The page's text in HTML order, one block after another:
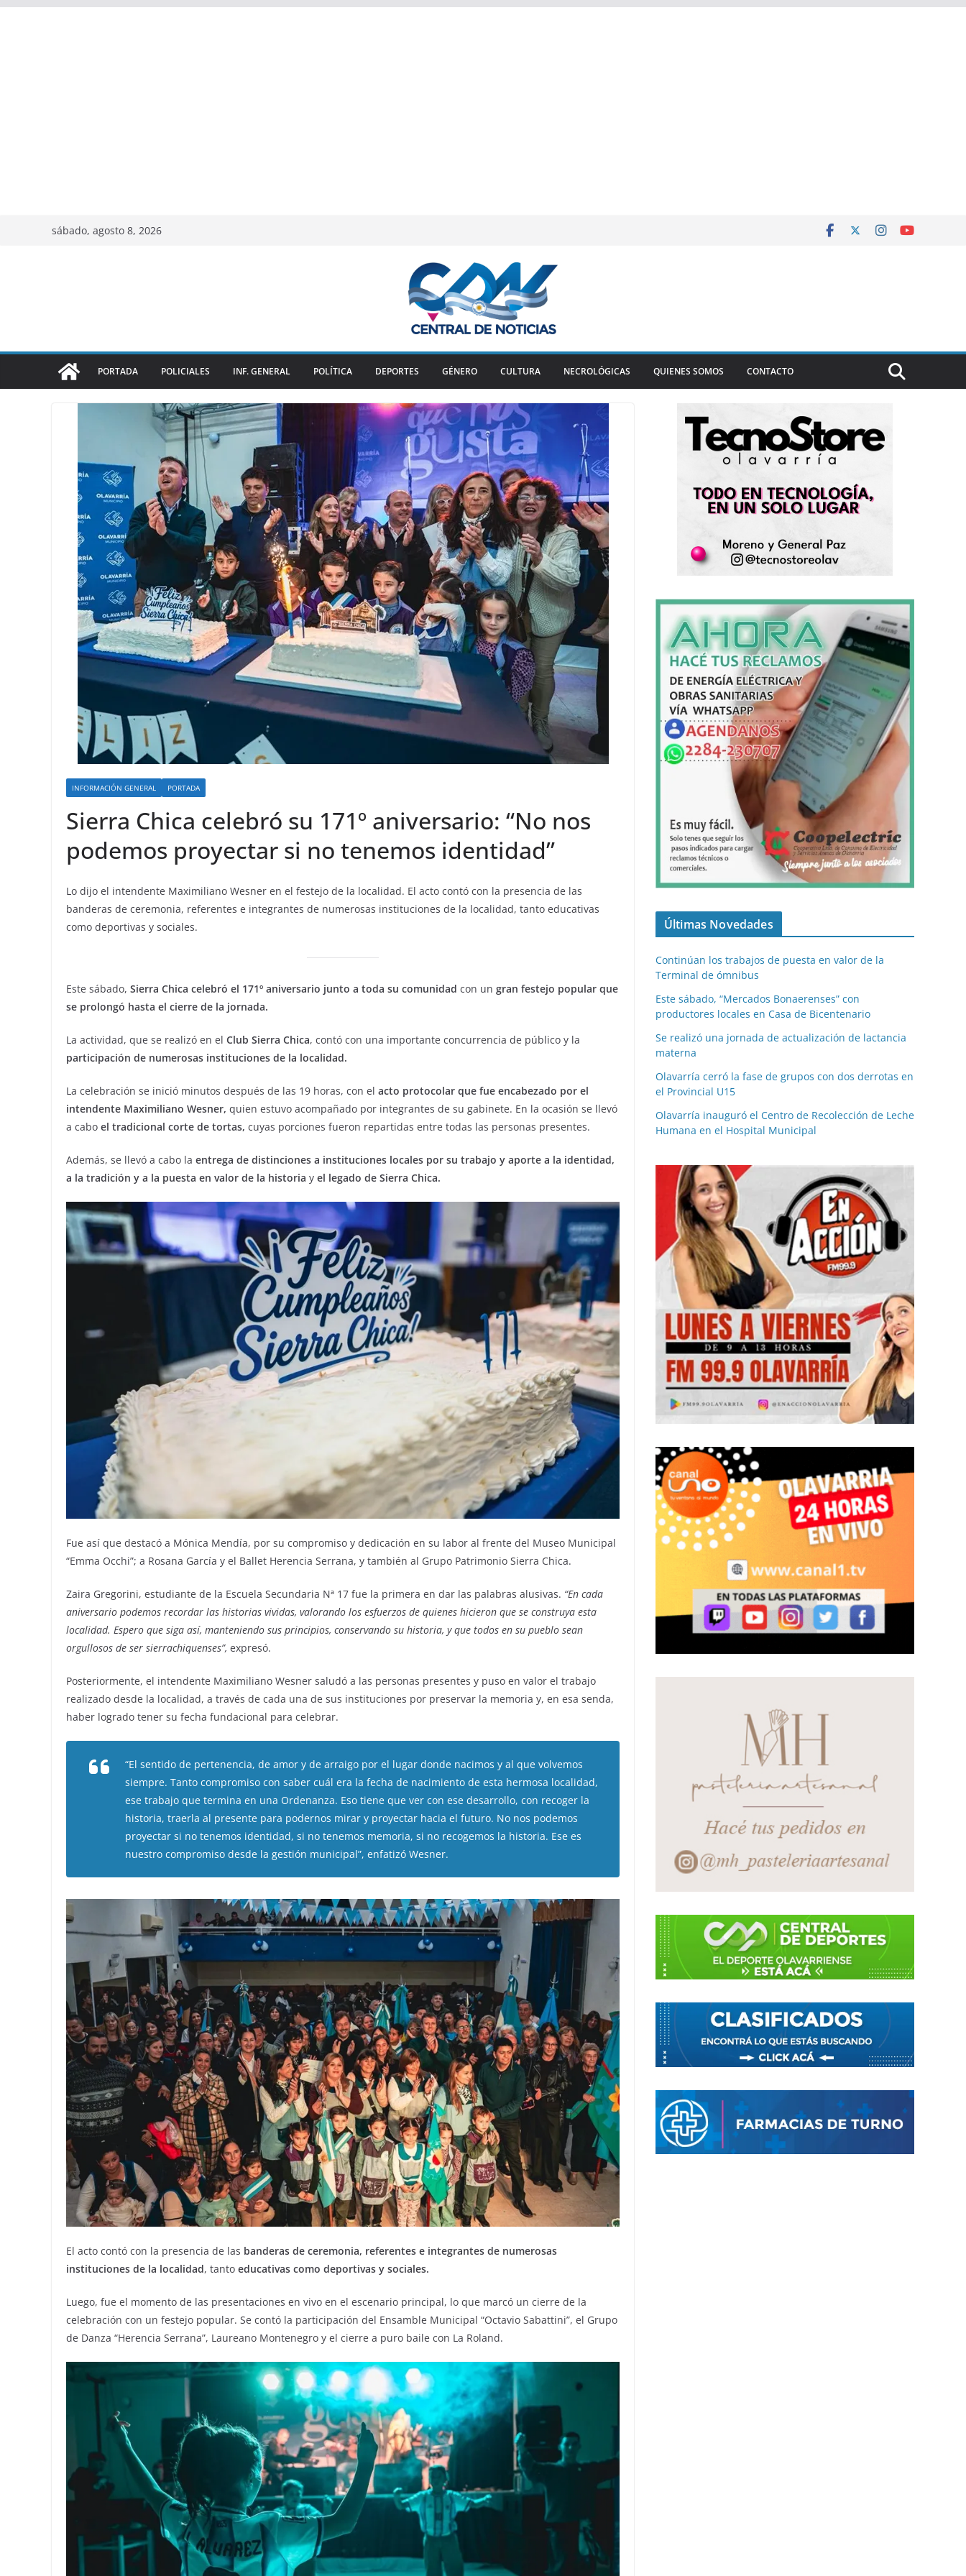
sábado, agosto 8, 2026
PORTADA POLICIALES INF. GENERAL POLÍTICA DEPORTES GÉNERO CULTURA NECROLÓGICAS QUIENES SOMOS CONTACTO
INFORMACIÓN GENERAL PORTADA
Sierra Chica celebró su 171º aniversario: “No nos
podemos proyectar si no tenemos identidad”
Lo dijo el intendente Maximiliano Wesner en el festejo de la localidad. El acto contó con la presencia de las
banderas de ceremonia, referentes e integrantes de numerosas instituciones de la localidad, tanto educativas
como deportivas y sociales.
Este sábado, Sierra Chica celebró el 171º aniversario junto a toda su comunidad con un gran festejo popular que
se prolongó hasta el cierre de la jornada.
La actividad, que se realizó en el Club Sierra Chica, contó con una importante concurrencia de público y la
participación de numerosas instituciones de la localidad.
La celebración se inició minutos después de las 19 horas, con el acto protocolar que fue encabezado por el
intendente Maximiliano Wesner, quien estuvo acompañado por integrantes de su gabinete. En la ocasión se llevó
a cabo el tradicional corte de tortas, cuyas porciones fueron repartidas entre todas las personas presentes.
Además, se llevó a cabo la entrega de distinciones a instituciones locales por su trabajo y aporte a la identidad,
a la tradición y a la puesta en valor de la historia y el legado de Sierra Chica.
Fue así que destacó a Mónica Mendía, por su compromiso y dedicación en su labor al frente del Museo Municipal
“Emma Occhi”; a Rosana García y el Ballet Herencia Serrana, y también al Grupo Patrimonio Sierra Chica.
Zaira Gregorini, estudiante de la Escuela Secundaria Nª 17 fue la primera en dar las palabras alusivas. “En cada
aniversario podemos recordar las historias vividas, valorando los esfuerzos de quienes hicieron que se construya esta
localidad. Espero que siga así, manteniendo sus principios, conservando su historia, y que todos en su pueblo sean
orgullosos de ser sierrachiquenses”, expresó.
Posteriormente, el intendente Maximiliano Wesner saludó a las personas presentes y puso en valor el trabajo
realizado desde la localidad, a través de cada una de sus instituciones por preservar la memoria y, en esa senda,
haber logrado tener su fecha fundacional para celebrar.
“El sentido de pertenencia, de amor y de arraigo por el lugar donde nacimos y al que volvemos
siempre. Tanto compromiso con saber cuál era la fecha de nacimiento de esta hermosa localidad,
ese trabajo que termina en una Ordenanza. Eso tiene que ver con ese desarrollo, con recoger la
historia, traerla al presente para podernos mirar y proyectar hacia el futuro. No nos podemos
proyectar si no tenemos identidad, si no tenemos memoria, si no recogemos la historia. Ese es
nuestro compromiso desde la gestión municipal”, enfatizó Wesner.
El acto contó con la presencia de las banderas de ceremonia, referentes e integrantes de numerosas
instituciones de la localidad, tanto educativas como deportivas y sociales.
Luego, fue el momento de las presentaciones en vivo en el escenario principal, lo que marcó un cierre de la
celebración con un festejo popular. Se contó la participación del Ensamble Municipal “Octavio Sabattini”, el Grupo
de Danza “Herencia Serrana”, Laureano Montenegro y el cierre a puro baile con La Roland.
Últimas Novedades
Continúan los trabajos de puesta en valor de la
Terminal de ómnibus
Este sábado, “Mercados Bonaerenses” con
productores locales en Casa de Bicentenario
Se realizó una jornada de actualización de lactancia
materna
Olavarría cerró la fase de grupos con dos derrotas en
el Provincial U15
Olavarría inauguró el Centro de Recolección de Leche
Humana en el Hospital Municipal